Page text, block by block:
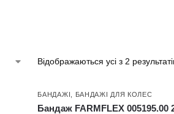
Відображаються усі з 2
БАНДАЖІ БАНДАЖІ ДЛЯ КОЛЕС
Бандаж FARMFLEX 005195.00